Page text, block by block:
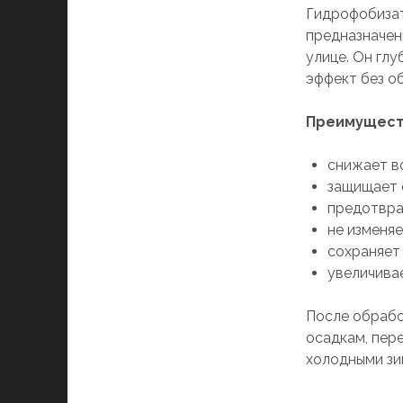
улице. Он
эффект без
снижает
защищает
не
После
осадкам,
холодными